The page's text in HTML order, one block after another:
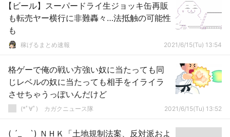
【ビール】スーパードライ生ジョッキ缶再販
も転売ヤー横行に非難轟々…法抵触の可能性
も
稼げるまとめ速報 2021/6/15(Tu) 13:54
格ゲーで俺の戦い方強い奴に当たっても同
じレベルの奴に当たっても相手をイライラ
させちゃうっぽいんだけど
(*ﾟ∀ﾟ)ゞカガクニュース隊 2021/6/15(Tu) 13:52
( ´_ゝ`) ＮＨＫ「土地規制法案、反対派およ